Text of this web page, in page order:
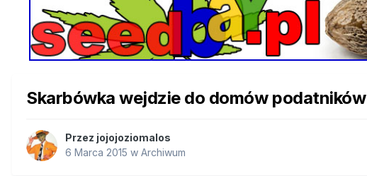
Skarbówka wejdzie do domów podatników
Przez jojojoziomalos
6 Marca 2015 w Archiwum